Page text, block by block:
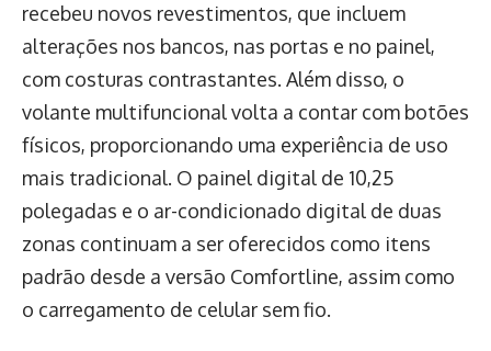
recebeu novos revestimentos, que incluem
alterações nos bancos, nas portas e no painel,
com costuras contrastantes. Além disso, o
volante multifuncional volta a contar com botões
físicos, proporcionando uma experiência de uso
mais tradicional. O painel digital de 10,25
polegadas e o ar-condicionado digital de duas
zonas continuam a ser oferecidos como itens
padrão desde a versão Comfortline, assim como
o carregamento de celular sem fio.